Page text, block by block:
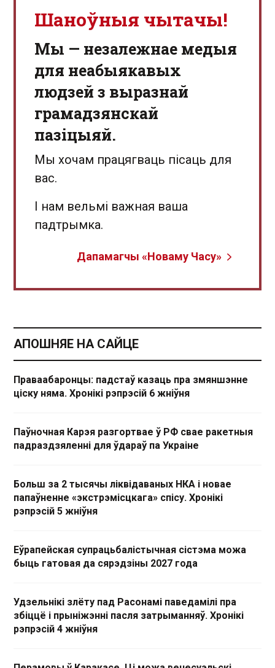
Шаноўныя чытачы!
Мы — незалежнае медыя
для неабыякавых
людзей з выразнай
грамадзянскай
пазіцыяй.
Мы хочам працягваць пісаць для
вас.
І нам вельмі важная ваша
падтрымка.
Дапамагчы «Новаму Часу»
АПОШНЯЕ НА САЙЦЕ
Праваабаронцы: падстаў казаць пра змяншэнне
ціску няма. Хронікі рэпрэсій 6 жніўня
Паўночная Карэя разгортвае ў РФ свае ракетныя
падраздзяленні для ўдараў па Украіне
Больш за 2 тысячы ліквідаваных НКА і новае
папаўненне «экстрэмісцкага» спісу. Хронікі
рэпрэсій 5 жніўня
Еўрапейская супрацьбалістычная сістэма можа
быць гатовая да сярэдзіны 2027 года
Удзельнікі злёту пад Расонамі паведамілі пра
збіццё і прыніжэнні пасля затрыманняў. Хронікі
рэпрэсій 4 жніўня